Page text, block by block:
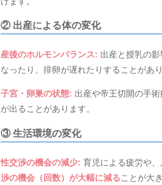
② 出産による体の変化
産後のホルモンバランス: 出産と授乳の影
なったり、排卵が遅れたりすることがあり
子宮・卵巣の状態: 出産や帝王切開の手
が出ることがあります。
③ 生活環境の変化
性交渉の機会の減少: 育児による疲労や、
渉の機会（回数）が大幅に減ることが大